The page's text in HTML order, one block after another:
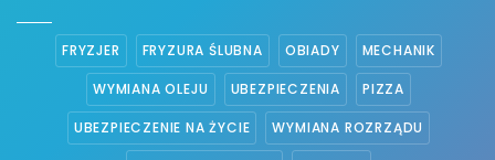
FRYZJER FRYZURA ŚLUBNA OBIADY MECHANIK
WYMIANA OLEJU UBEZPIECZENIA PIZZA
UBEZPIECZENIE NA ŻYCIE WYMIANA ROZRZĄDU